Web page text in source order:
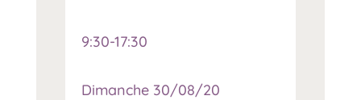
9:30-17:30
Dimanche 30/08/20